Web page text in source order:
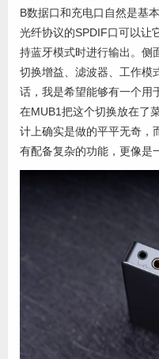
B数据口和充电口自然是基
光纤协议的SPDIF口可以让
持蓝牙模式时进行输出。侧
切换增益、滤波器、工作模
话，我是希望能够有一个用
在MUB1把这个切换放在了
计上确实是做的平平无奇，
有配备复杂的功能，更像是